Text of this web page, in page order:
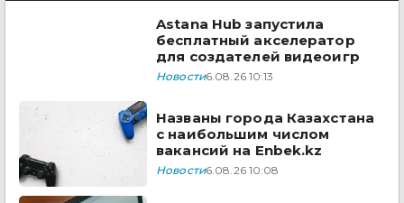
Astana Hub запустила
бесплатный акселератор
для создателей видеоигр
Новости6.08.26 10:13
Названы города Казахстана
с наибольшим числом
вакансий на Enbek.kz
Новости6.08.26 10:08